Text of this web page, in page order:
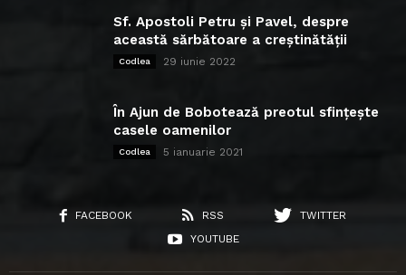
Sf. Apostoli Petru și Pavel, despre
această sărbătoare a creștinătății
Codlea 29 iunie 2022
În Ajun de Bobotează preotul sfințește
casele oamenilor
Codlea 5 ianuarie 2021
FACEBOOK RSS
TWITTER
YOUTUBE